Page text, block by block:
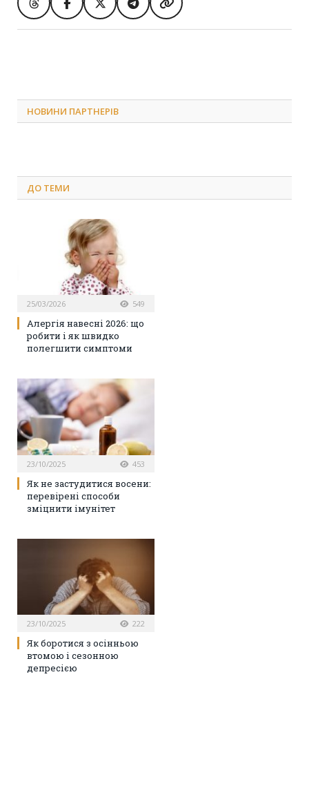
НОВИНИ ПАРТНЕРІВ
ДО ТЕМИ
25/03/2026 549
Алергія навесні 2026: що
робити і як швидко
полегшити симптоми
23/10/2025 453
Як не застудитися восени:
перевірені способи
зміцнити імунітет
23/10/2025 222
Як боротися з осінньою
втомою і сезонною
депресією